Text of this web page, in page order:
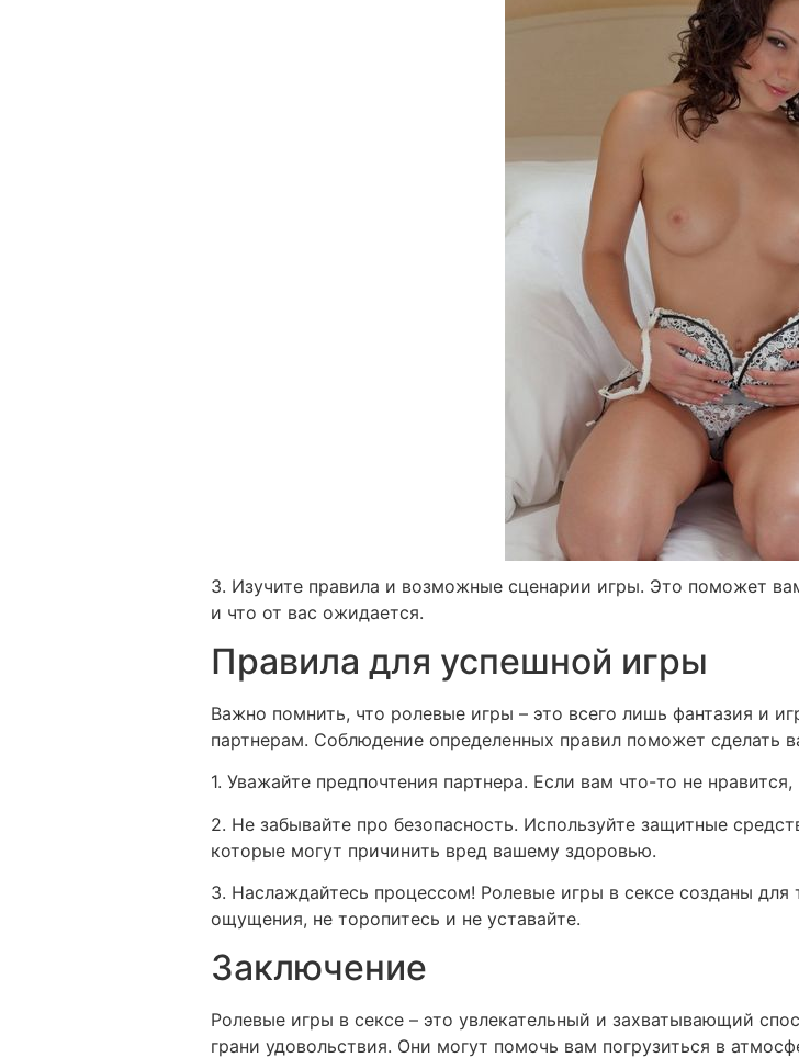
3. Изучите правила и возможные сценарии игры. Это поможет
и что от вас ожидается.
Правила для успешной игры
Важно помнить, что ролевые игры – это всего лишь фантазия и
партнерам. Соблюдение определенных правил поможет сделать
1. Уважайте предпочтения партнера. Если вам что-то не
2. Не забывайте про безопасность. Используйте защитные
которые могут причинить вред вашему здоровью.
3. Наслаждайтесь процессом! Ролевые игры в сексе созданы
ощущения, не торопитесь и не уставайте.
Заключение
Ролевые игры в сексе – это увлекательный и захватывающий
грани удовольствия. Они могут помочь вам погрузиться в